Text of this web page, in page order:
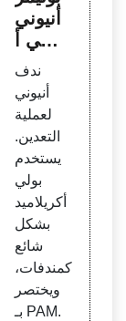
أنيوني
بولي أ
كريلام
يد بام
الندف
للجلو
د
ندف
أنيوني
لعملية
التعدين.
يستخدم
بولي
أكريلاميد
بشكل
شائع
كمندفات،
ويختصر
بـ PAM.